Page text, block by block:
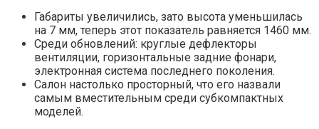
Габариты увеличились, зато высота уменьшилась
на 7 мм, теперь этот показатель равняется 1460 мм.
Среди обновлений: круглые дефлекторы
вентиляции, горизонтальные задние фонари,
электронная система последнего поколения.
Салон настолько просторный, что его назвали
самым вместительным среди субкомпактных
моделей.